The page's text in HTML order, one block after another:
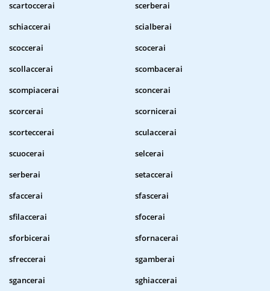
scartoccerai
scerberai
schiaccerai
scialberai
scoccerai
scocerai
scollaccerai
scombacerai
scompiacerai
sconcerai
scorcerai
scornicerai
scorteccerai
sculaccerai
scuocerai
selcerai
serberai
setaccerai
sfaccerai
sfascerai
sfilaccerai
sfocerai
sforbicerai
sfornacerai
sfreccerai
sgamberai
sgancerai
sghiaccerai